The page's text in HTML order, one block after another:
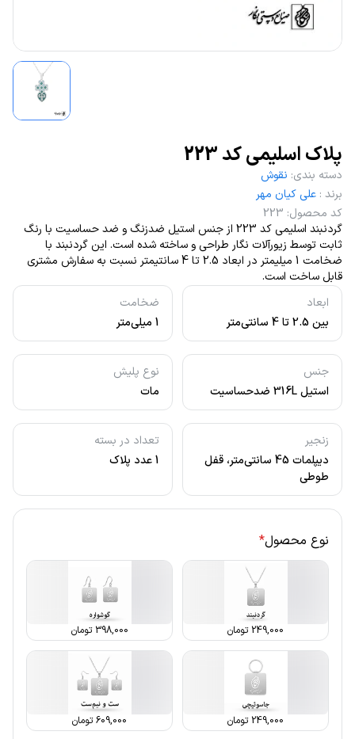
پلاک اسلیمی کد 223
ابعاد
بین 2.5 تا 4 سانتی‌متر
ضخامت
1 میلی‌متر
جنس
استیل 316L ضدحساسیت
نوع پلیش
مات
زنجیر
دیپلمات 45 سانتی‌متر، قفل
طوطی
تعداد در بسته
1 عدد پلاک
دسته بندی: نقوش
برند : علی کیان مهر
کد محصول:
223
گردنبند اسلیمی کد 223 از جنس استیل ضدزنگ و ضد حساسیت با رنگ
ثابت توسط زیورآلات نگار طراحی و ساخته شده است. این گردنبند با
ضخامت 1 میلیمتر در ابعاد 2.5 تا 4 سانتیمتر نسبت به سفارش مشتری
قابل ساخت است.
نوع محصول*
249,000 تومان 398,000 تومان
249,000 تومان 609,000تومان